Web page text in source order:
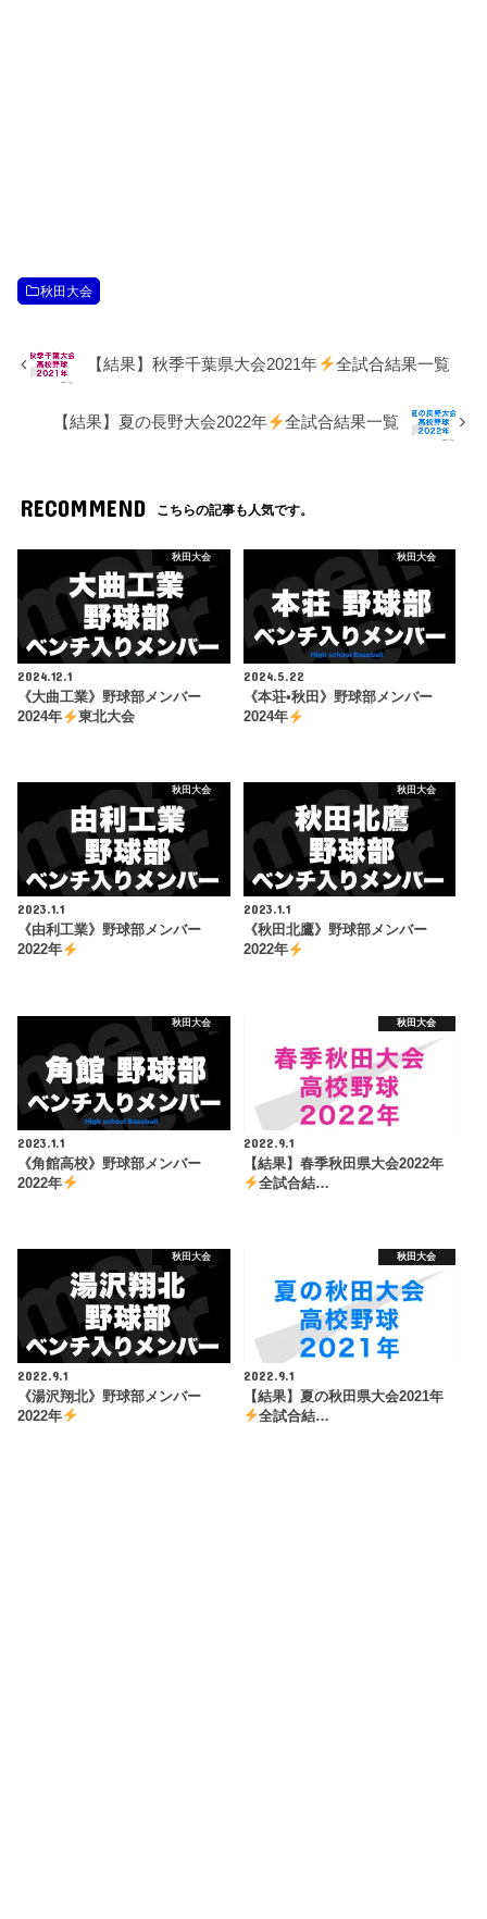
秋田大会
【結果】秋季千葉県大会2021年 全試合結果一覧
【結果】夏の長野大会2022年 全試合結果一覧
RECOMMEND こちらの記事も人気です。
秋田大会
2024.12.1
《大曲工業》野球部メンバー
2024年
東北大会
秋田大会
2024.5.22
《本荘•秋田》野球部メンバー
2024年
秋田大会
2023.1.1
《由利工業》野球部メンバー
2022年
秋田大会
2023.1.1
《秋田北鷹》野球部メンバー
2022年
秋田大会
2023.1.1
《角館高校》野球部メンバー
2022年
秋田大会
2022.9.1
【結果】春季秋田県大会2022年
全試合結…
秋田大会
2022.9.1
《湯沢翔北》野球部メンバー
2022年
秋田大会
2022.9.1
【結果】夏の秋田県大会2021年
全試合結…